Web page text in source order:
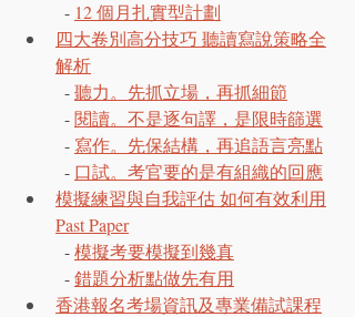
  -
12 個月扎實型計劃
四大卷別高分技巧 聽讀寫說策略全
解析
  -
聽力。先抓立場，再抓細節
  -
閱讀。不是逐句譯，是限時篩選
  -
寫作。先保結構，再追語言亮點
  -
口試。考官要的是有組織的回應
模擬練習與自我評估 如何有效利用
Past Paper
  -
模擬考要模擬到幾真
  -
錯題分析點做先有用
香港報名考場資訊及專業備試課程